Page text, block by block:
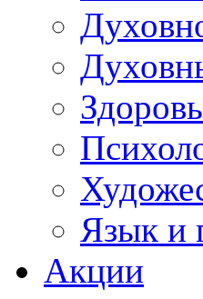
Язык и
Акции